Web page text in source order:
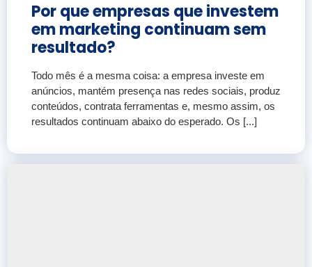
Por que empresas que investem
em marketing continuam sem
resultado?
Todo mês é a mesma coisa: a empresa investe em
anúncios, mantém presença nas redes sociais, produz
conteúdos, contrata ferramentas e, mesmo assim, os
resultados continuam abaixo do esperado. Os [...]